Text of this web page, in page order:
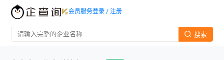
搜索
会员服务登录 / 注册